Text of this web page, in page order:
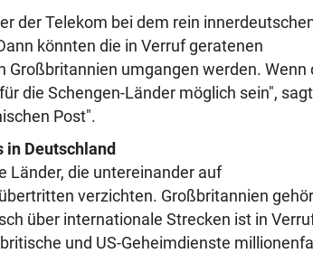
der Telekom bei dem rein
könnten die in Verruf geratenen
Großbritannien umgangen werden. Wenn
die Schengen-Länder möglich sein",
Post".
in Deutschland
Länder, die untereinander auf
verzichten. Großbritannien
über internationale Strecken ist in
und US-Geheimdienste